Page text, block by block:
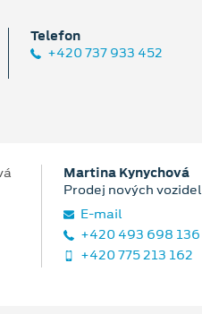
Telefon
+420 737 933 452
Martina Kynychová
Prodej nových vozidel
E‑mail
+420 493 698 136
+420 775 213 162